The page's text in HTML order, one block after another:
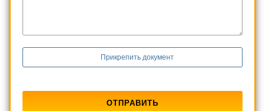
Прикрепить документ